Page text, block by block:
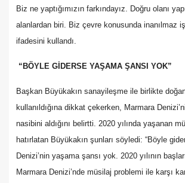
Biz ne yaptığımızın farkındayız. Doğru olanı
alanlardan biri. Biz çevre konusunda inanılmaz
ifadesini kullandı.
“BÖYLE GİDERSE YAŞAMA ŞANSI YOK”
Başkan Büyükakın sanayileşme ile birlikte
kullanıldığına dikkat çekerken, Marmara
nasibini aldığını belirtti. 2020 yılında yaşanan
hatırlatan Büyükakın şunları söyledi: “Böyle
Denizi’nin yaşama şansı yok. 2020 yılının
Marmara Denizi’nde müsilaj problemi ile karşı